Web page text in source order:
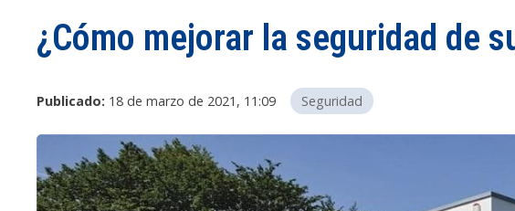
¿Cómo mejorar la seguridad de
Publicado: 18 de marzo de 2021, 11:09 Seguridad